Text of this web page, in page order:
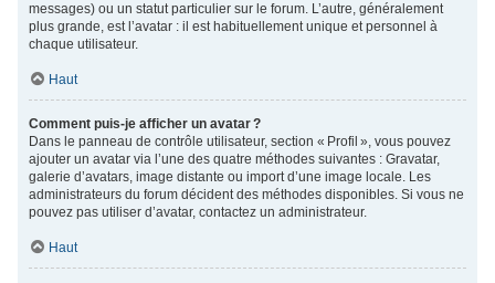
messages) ou un statut particulier sur le forum. L’autre, généralement
plus grande, est l’avatar : il est habituellement unique et personnel à
chaque utilisateur.
Haut
Comment puis-je afficher un avatar ?
Dans le panneau de contrôle utilisateur, section « Profil », vous pouvez
ajouter un avatar via l’une des quatre méthodes suivantes : Gravatar,
galerie d’avatars, image distante ou import d’une image locale. Les
administrateurs du forum décident des méthodes disponibles. Si vous ne
pouvez pas utiliser d’avatar, contactez un administrateur.
Haut